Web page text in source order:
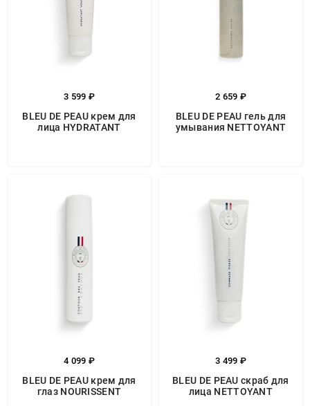
3 599 ₽
BLEU DE PEAU крем для
лица HYDRATANT
2 659 ₽
BLEU DE PEAU гель для
умывания NETTOYANT
4 099 ₽
BLEU DE PEAU крем для
глаз NOURISSENT
3 499 ₽
BLEU DE PEAU скраб для
лица NETTOYANT